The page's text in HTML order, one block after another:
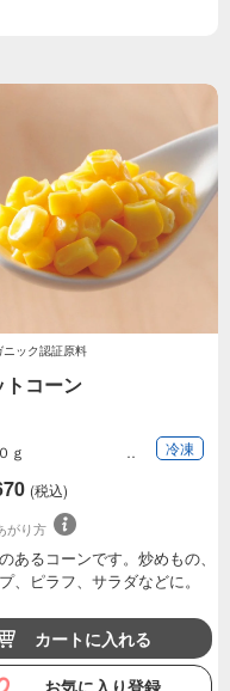
ニック認証原料
トコーン
ｇ 冷凍
(税込)
がり方
あるコーンです。炒めもの、
、ピラフ、サラダなどに。
カートに入れる